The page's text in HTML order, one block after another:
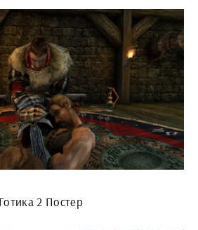
Готика 2 Постер